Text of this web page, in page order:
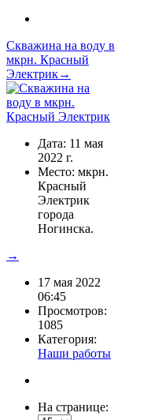
Скважина на воду в
мкрн. Красный
Электрик→
Дата: 11 мая
2022 г.
Место: мкрн.
Красный
Электрик
города
Ногинска.
→
17 мая 2022
06:45
Просмотров:
1085
Категория:
Наши работы
На странице: